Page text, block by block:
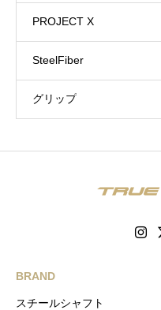
PROJECT X
SteelFiber
グリップ
BRAND
スチールシャフト